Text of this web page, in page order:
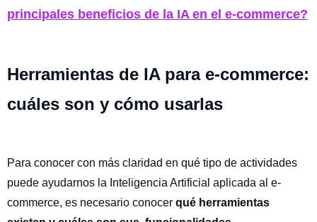
principales beneficios de la IA en el e-commerce?
Herramientas de IA para e-commerce:
cuáles son y cómo usarlas
Para conocer con más claridad en qué tipo de actividades
puede ayudarnos la Inteligencia Artificial aplicada al e-
commerce, es necesario conocer qué herramientas